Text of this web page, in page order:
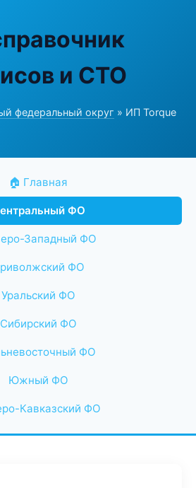
и СТО
федеральный округ » ИП Torque
🏠 Главная
ФО
Западный ФО
ФО
Уральский ФО
Сибирский ФО
ФО
Южный ФО
Кавказский ФО